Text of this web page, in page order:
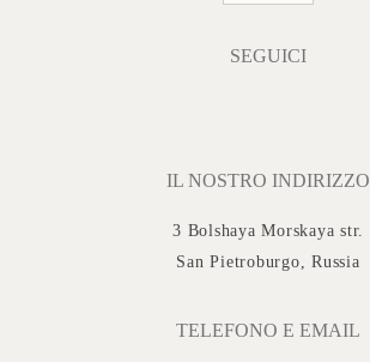
SEGUICI
IL NOSTRO INDIRIZZO
3 Bolshaya Morskaya str.
San Pietroburgo, Russia
TELEFONO E EMAIL